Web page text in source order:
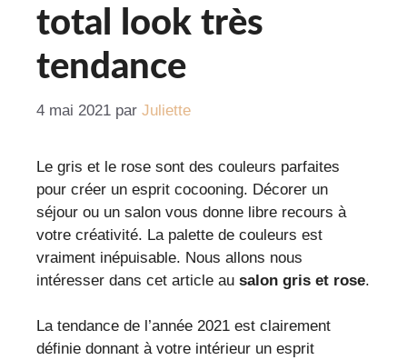
total look très
tendance
4 mai 2021 par Juliette
Le gris et le rose sont des couleurs parfaites
pour créer un esprit cocooning. Décorer un
séjour ou un salon vous donne libre recours à
votre créativité. La palette de couleurs est
vraiment inépuisable. Nous allons nous
intéresser dans cet article au salon gris et rose.
La tendance de l’année 2021 est clairement
définie donnant à votre intérieur un esprit